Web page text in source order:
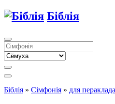
Біблія
Біблія » Сімфонія » для